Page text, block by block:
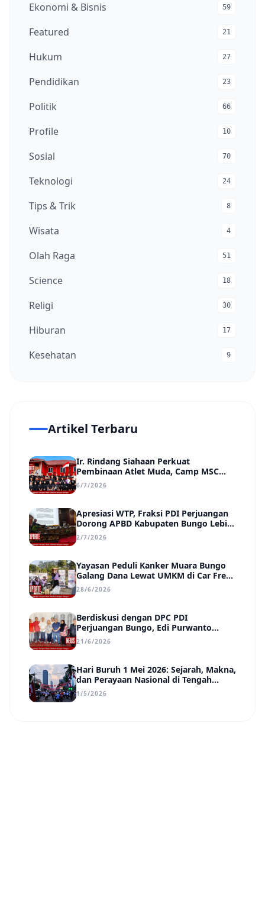
Ekonomi & Bisnis 59
Featured 21
Hukum 27
Pendidikan 23
Politik 66
Profile 10
Sosial 70
Teknologi 24
Tips & Trik 8
Wisata 4
Olah Raga 51
Science 18
Religi 30
Hiburan 17
Kesehatan 9
Artikel Terbaru
Ir. Rindang Siahaan Perkuat
Pembinaan Atlet Muda, Camp MSC
Siapkan Generasi Juara Hadapi
Kejuaraan Regional hingga Nasional
6/7/2026
Apresiasi WTP, Fraksi PDI Perjuangan
Dorong APBD Kabupaten Bungo Lebih
Efektif, Transparan, dan Berdampak
2/7/2026
Yayasan Peduli Kanker Muara Bungo
Galang Dana Lewat UMKM di Car Free
Day, Ir. Rindang Siahaan Beri Apresiasi
28/6/2026
Berdiskusi dengan DPC PDI
Perjuangan Bungo, Edi Purwanto
Uraikan Poin-Poin Urgensi yang Perlu
Disadari Pemimpin Daerah
21/6/2026
Hari Buruh 1 Mei 2026: Sejarah, Makna,
dan Perayaan Nasional di Tengah
Tantangan Era Digital
1/5/2026